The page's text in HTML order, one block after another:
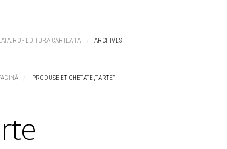
- EDITURA CARTEA TA ARCHIVES
PRODUSE ETICHETATE „TARTE”